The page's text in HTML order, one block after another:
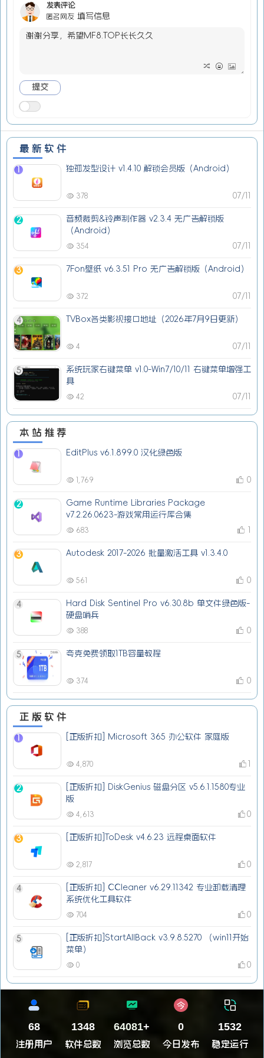
发表评论
匿名网友 填写信息
最新软件
1 独孤发型设计 v1.4.10 解锁会员版（Android）
07/11
378
2
音频裁剪&铃声制作器 v2.3.4 无广告解锁版
（Android）
07/11
354
3 7Fon壁纸 v6.3.51 Pro 无广告解锁版（Android）
07/11
372
4 TVBox各类影视接口地址（2026年7月9日更新）
07/11
4
5
系统玩家右键菜单 v1.0-Win7/10/11 右键菜单增强工
具
07/11
42
本站推荐
1 EditPlus v6.1.899.0 汉化绿色版
1,769 0
2
Game Runtime Libraries Package
v7.2.26.0623-游戏常用运行库合集
683 1
3 Autodesk 2017-2026 批量激活工具 v1.3.4.0
561 0
4
Hard Disk Sentinel Pro v6.30.8b 单文件绿色版-
硬盘哨兵
388 0
5 夸克免费领取1TB容量教程
374 0
正版软件
1 [正版折扣] Microsoft 365 办公软件 家庭版
4,870 1
2
[正版折扣] DiskGenius 磁盘分区 v5.6.1.1580专业
版
4,613 0
3 [正版折扣]ToDesk v4.6.23 远程桌面软件
2,817 0
4
[正版折扣] CCleaner v6.29.11342 专业卸载清理
系统优化工具软件
704 0
5
[正版折扣]StartAllBack v3.9.8.5270 （win11开始
菜单）
0 0
68
注册用户
1348
软件总数
73792+
浏览总数
0
今日发布
1532
稳定运行